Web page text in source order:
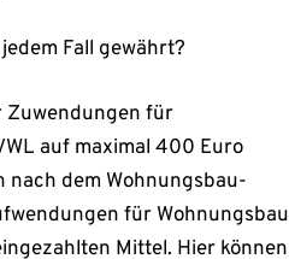
Fall gewährt?
Zuwendungen für
auf maximal 400 Euro
dem Wohnungsbau-
für Wohnungsbau
Mittel. Hier können